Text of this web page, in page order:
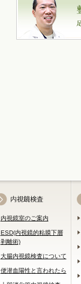
内視鏡室のご案内
ESD(内視鏡的粘膜下層
剥離術)
大腸内視鏡検査について
便潜血陽性と言われたら